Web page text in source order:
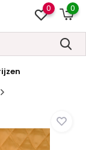
0 0